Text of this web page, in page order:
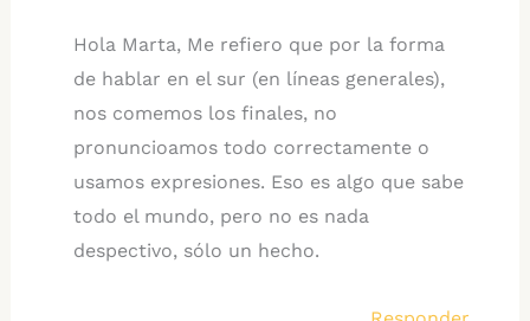
Hola Marta, Me refiero que por la forma
de hablar en el sur (en líneas generales),
nos comemos los finales, no
pronuncioamos todo correctamente o
usamos expresiones. Eso es algo que sabe
todo el mundo, pero no es nada
despectivo, sólo un hecho.